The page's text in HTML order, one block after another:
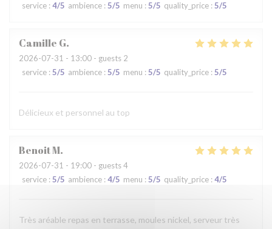
service : 4/5 ambience : 5/5 menu : 5/5 quality_price : 5/5
Camille G
2026-07-31 - 13:00 - guests 2
service : 5/5 ambience : 5/5 menu : 5/5 quality_price : 5/5
Délicieux et personnel au top
BenoitM
2026-07-31 - 19:00 - guests 4
service : 5/5 ambience : 4/5 menu : 5/5 quality_price : 4/5
Très aréable repas en terrasse, moules nickel, serveur très